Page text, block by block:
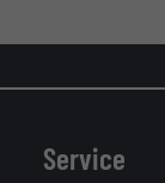
Service